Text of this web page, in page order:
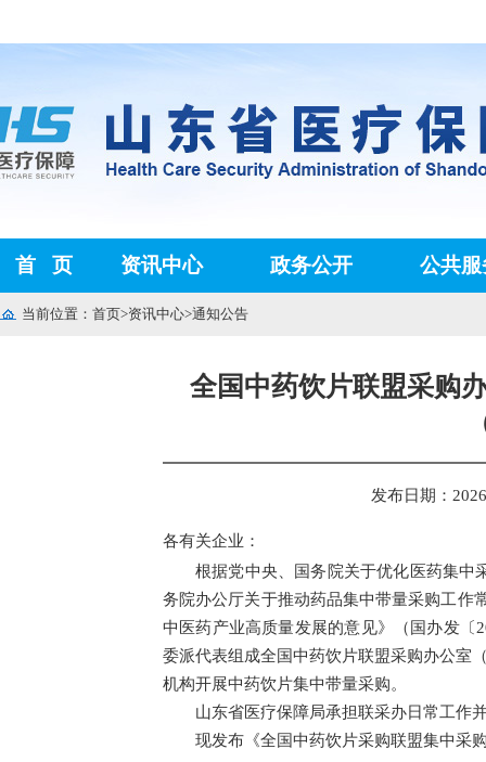
首 页 资讯中心 政务公开 公共服
当前位置： 首页>资讯中心>通知公告
全国中药饮片联盟采购
发布日期：
各有关企业：
根据党中央、国务院关于优化医药集中
务院办公厅关于推动药品集中带量采购工作
中医药产业高质量发展的意见》（国办发〔
委派代表组成全国中药饮片联盟采购办公室
机构开展中药饮片集中带量采购。
山东省医疗保障局承担联采办日常工作
现发布《全国中药饮片采购联盟集中采